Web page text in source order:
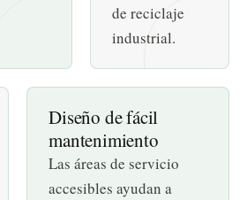
de reciclaje
industrial.
Diseño de fácil
mantenimiento
Las áreas de servicio
accesibles ayudan a